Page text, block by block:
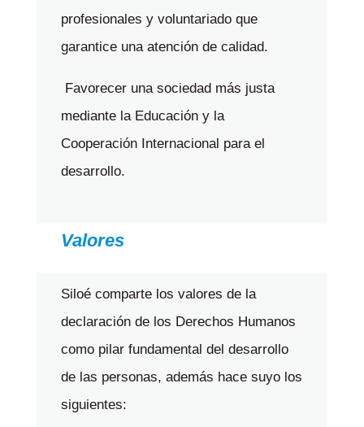
profesionales y voluntariado que
garantice una atención de calidad.
Favorecer una sociedad más justa
mediante la Educación y la
Cooperación Internacional para el
desarrollo.
Valores
Siloé comparte los valores de la
declaración de los Derechos Humanos
como pilar fundamental del desarrollo
de las personas, además hace suyo los
siguientes: